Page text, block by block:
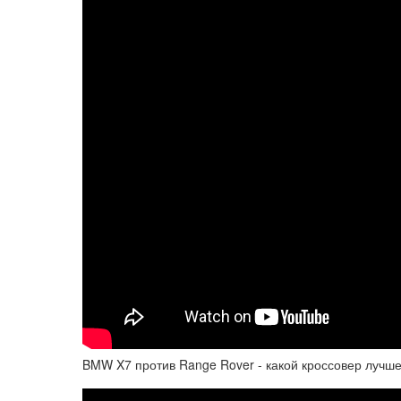
BMW X7 против Range Rover - какой кроссовер